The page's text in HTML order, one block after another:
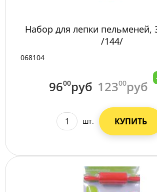
Набор для лепки пельменей,
/144/
068104
9600руб 12300руб
шт. КУПИТЬ